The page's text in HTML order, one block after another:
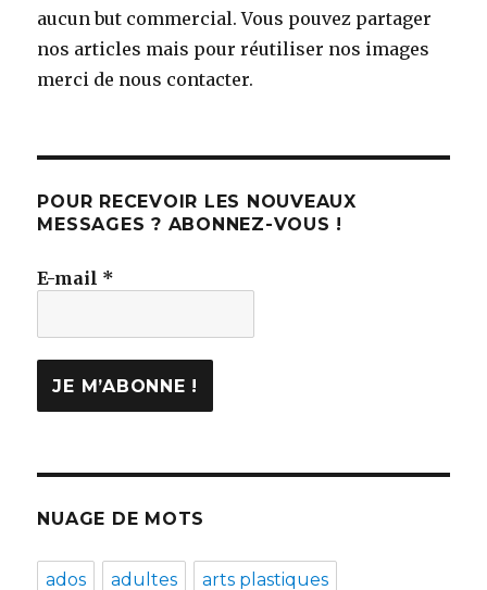
aucun but commercial. Vous pouvez partager
nos articles mais pour réutiliser nos images
merci de nous contacter.
POUR RECEVOIR LES NOUVEAUX
MESSAGES ? ABONNEZ-VOUS !
E-mail *
NUAGE DE MOTS
ados adultes arts plastiques